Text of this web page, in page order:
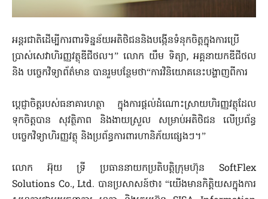
អន្តរជាតិដើម្បីការពារទិន្នន័យអតិថិជននិងបង្កើនទំនុកចិត្តក្នុងការប្រើ
ប្រាស់សេវាហិរញ្ញវត្ថុឌីជីថល។​” ​លោក យឹម ទិត្យា, អគ្គនាយកឌីជីថល​
និង បច្ចេកវិទ្យាព័ត៌មាន បានរួមបន្ថែមថា“ការវិនិយោគនេះបង្ហាញពីការ
ប្តេជ្ញាចិត្តរបស់ធនាគារហត្ថា ក្នុងការផ្តល់ដំណោះស្រាយហិរញ្ញវត្ថុដែល
ទុកចិត្តបាន សុវត្ថិភាព និងងាយស្រួល សម្រាប់អតិថិជន លើប្រព័ន្ធ
បច្ចេកវិទ្យាហិរញ្ញវត្ថុ និងប្រព័ន្ធការពារហានិភ័យផ្សេងៗ។”
លោក អ៊ុយ​ ទ្រី ប្រធាននាយកប្រតិបត្តិក្រុមហ៊ុន SoftFlex
Solutions Co., Ltd. បានប្រសាសន៍ថា៖ “យើងមានកិត្តិយសក្នុងការ